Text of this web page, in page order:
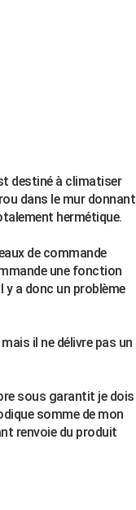
destiné à climatiser
dans le mur donnant
hermétique.
de commande
une fonction
y a donc un problème
il ne délivre pas un
sous garantit je dois
somme de mon
renvoie du produit